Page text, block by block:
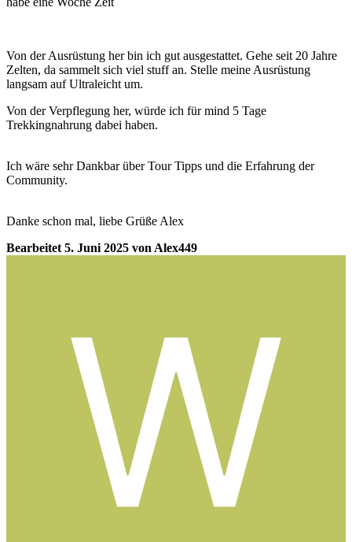
Von der Ausrüstung her bin ich gut ausgestattet. Gehe seit 20 Jahre
Zelten, da sammelt sich viel stuff an. Stelle meine Ausrüstung
langsam auf Ultraleicht um.
Von der Verpflegung her, würde ich für mind 5 Tage
Trekkingnahrung dabei haben.
Ich wäre sehr Dankbar über Tour Tipps und die Erfahrung der
Community.
Danke schon mal, liebe Grüße Alex
Bearbeitet 5. Juni 2025 von Alex449